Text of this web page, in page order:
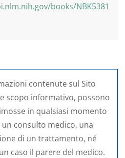
books/NBK5381
contenute sul Sito
scopo informativo, possono
in qualsiasi momento
consulto medico, una
di un trattamento, né
caso il parere del medico.